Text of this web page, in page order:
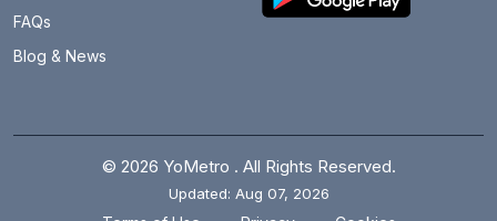
FAQs
Blog & News
© 2026 YoMetro . All Rights Reserved.
Updated: Aug 07, 2026